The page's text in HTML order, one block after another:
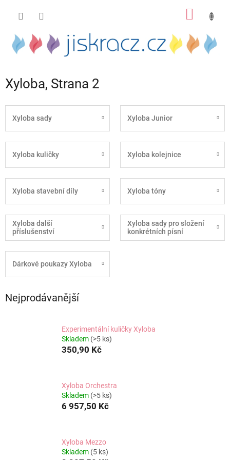
Xyloba, Strana 2
Xyloba sady Xyloba Junior
Xyloba kuličky Xyloba kolejnice
Xyloba stavební díly Xyloba tóny
Xyloba další
příslušenství
Xyloba sady pro složení
konkrétních písní
Dárkové poukazy Xyloba
Nejprodávanější
Experimentální kuličky Xyloba
Skladem (>5 ks)
350,90 Kč
Xyloba Orchestra
Skladem (>5 ks)
6 957,50 Kč
Xyloba Mezzo
Skladem (5 ks)